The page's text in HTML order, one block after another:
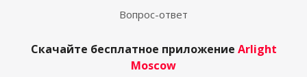
Вопрос-ответ
Скачайте бесплатное приложение Arlight
Moscow